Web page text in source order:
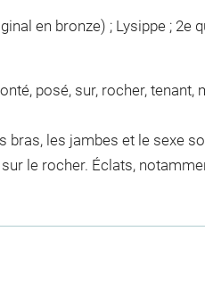
en bronze) ; Lysippe ; 2e
posé, sur, rocher, tenant,
bras, les jambes et le sexe
le rocher. Éclats,